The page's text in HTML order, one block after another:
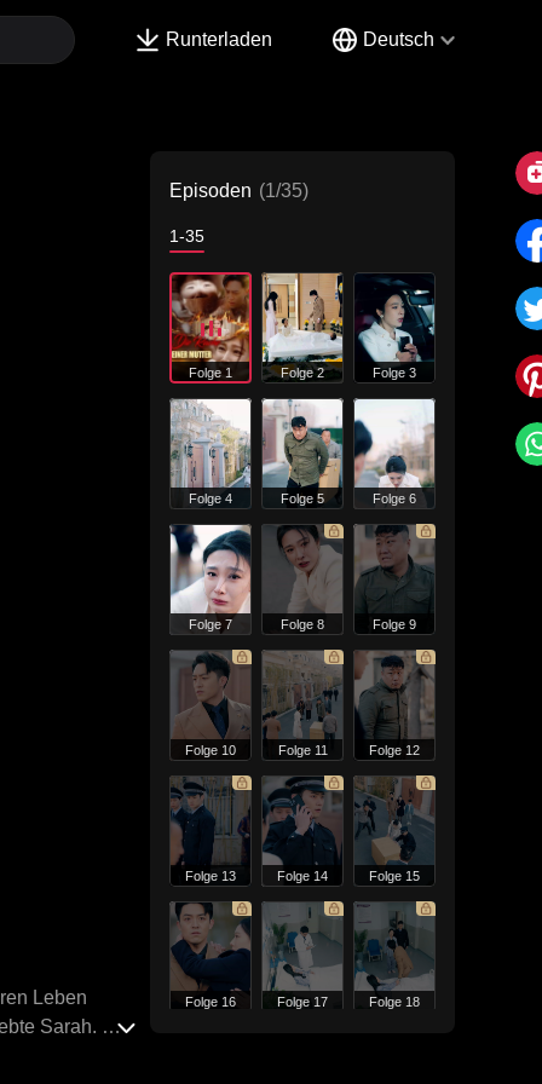
Runterladen Deutsch
Leben
Sarah. Mit
Episoden (1/35)
1-35
Folge 1 Folge 2 Folge 3
Folge 4 Folge 5 Folge 6
Folge 7 Folge 8 Folge 9
Folge 10 Folge 11 Folge 12
Folge 13 Folge 14 Folge 15
Folge 16 Folge 17 Folge 18